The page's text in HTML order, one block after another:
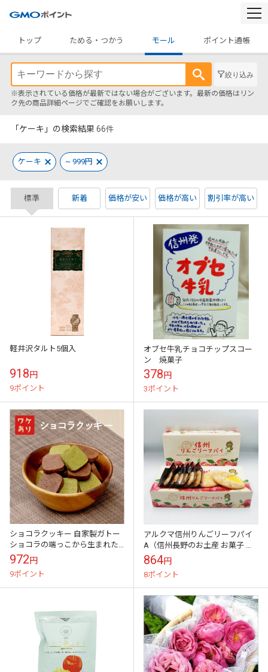
トップ
ためる・つかう モール ポイント通帳
絞り込み
※表示されている価格が最新ではない場合がございます。最新の価格はリン
ク先の商品詳細ページでご確認をお願いします。
「ケーキ」の検索結果 66件
ケーキ ~ 999円
標準 新着 価格が安い 価格が高い 割引率が高い
軽井沢タルト5個入
918円
9ポイント
オブセ牛乳チョコチップスコー
ン 焼菓子
378円
3ポイント
ショコラクッキー 自家製ガトー
ショコラの端っこから生まれた
クッキー スイーツ お菓子 4枚入
り×6袋 [種類はチョコ 抹茶味]
自...
972円
9ポイント
アルクマ信州りんごリーフパイ
A（信州長野のお土産 お菓子 洋
菓子 りんごのお菓子 林檎パイ り
んごぱい）
864円
8ポイント